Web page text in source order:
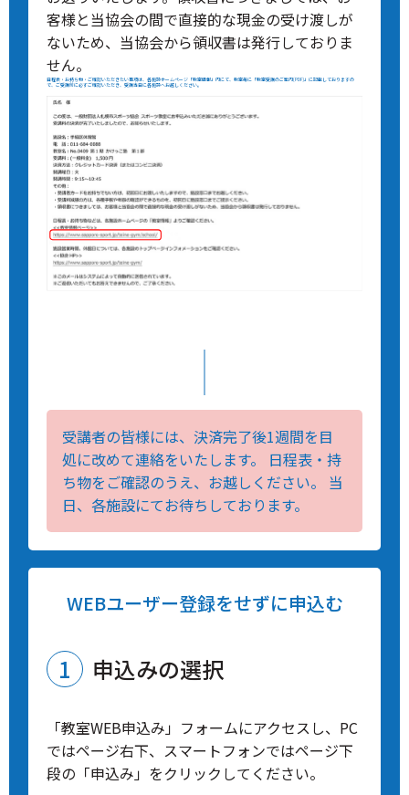
客様と当協会の間で直接的な現金の受け渡しが
ないため、当協会から領収書は発行しておりま
せん。
日程表・お持ち物・ご確認いただきたい事項は、各施設ホームページ「教室情報」内にて、教室毎に「教室受講のご案内(PDF)」に記載しておりますの
で、ご受講前に必ずご確認いただき、受講当日に各施設へお越しください。
受講者の皆様には、決済完了後1週間を目
処に改めて連絡をいたします。 日程表・持
ち物をご確認のうえ、お越しください。 当
日、各施設にてお待ちしております。
WEBユーザー登録をせずに申込む
申込みの選択
「教室WEB申込み」フォームにアクセスし、PC
ではページ右下、スマートフォンではページ下
段の「申込み」をクリックしてください。